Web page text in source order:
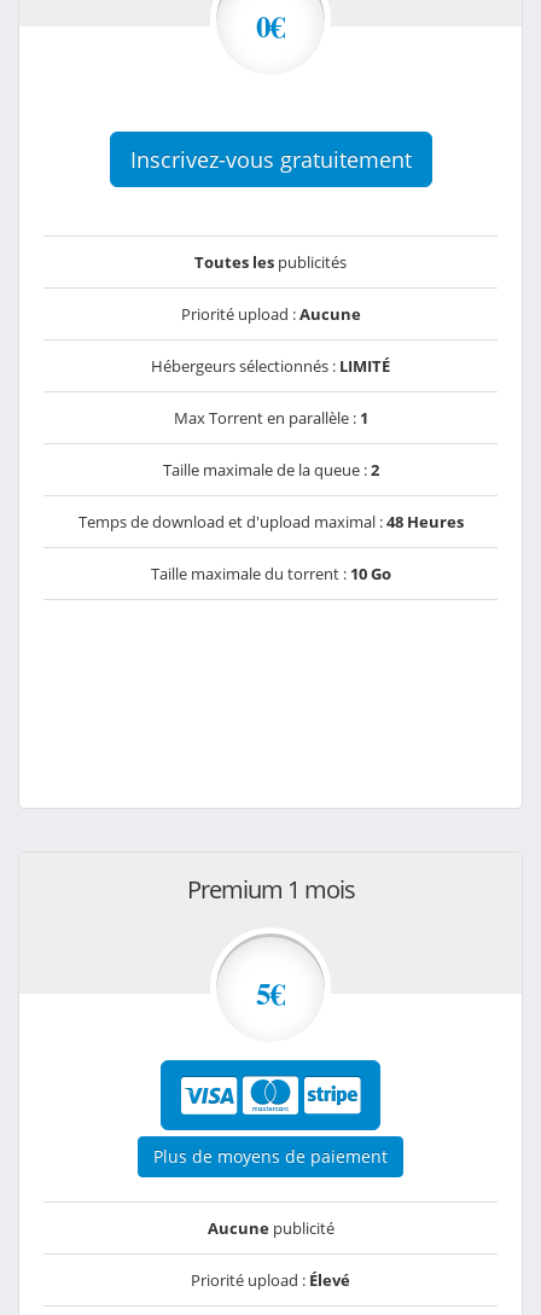
0€
Inscrivez-vous gratuitement
Toutes les publicités
Priorité upload :Aucune
Hébergeurs sélectionnés : LIMITÉ
Max Torrent en parallèle : 1
Taille maximale de la queue :2
Temps de download et d'upload maximal :48 Heures
Taille maximale du torrent : 10 Go
Premium 1 mois
5€
Plus de moyens de paiement
Aucunepublicité
Priorité upload : Élevé